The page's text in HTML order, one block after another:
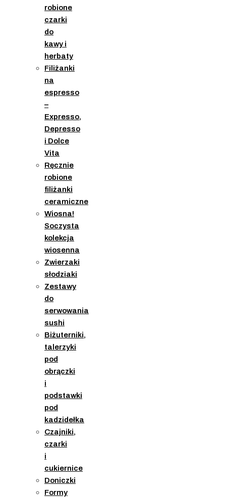
robione
czarki
do
kawy i
herbaty
Filiżanki
na
espresso
–
Expresso,
Depresso
i Dolce
Vita
Ręcznie
robione
filiżanki
ceramiczne
Wiosna!
Soczysta
kolekcja
wiosenna
Zwierzaki
słodziaki
Zestawy
do
serwowania
sushi
Biżuterniki,
talerzyki
pod
obrączki
i
podstawki
pod
kadzidełka
Czajniki,
czarki
i
cukiernice
Doniczki
Formy